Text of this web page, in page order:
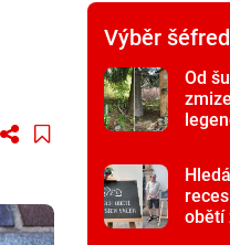
Výběr
Od
obětí